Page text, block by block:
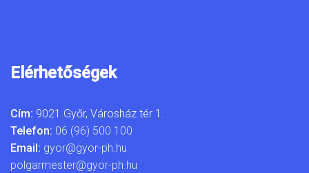
Elérhetőségek
Cím: 9021 Győr, Városház tér 1.
Telefon: 06 (96) 500 100
Email: gyor@gyor-ph.hu
polgarmester@gyor-ph.hu